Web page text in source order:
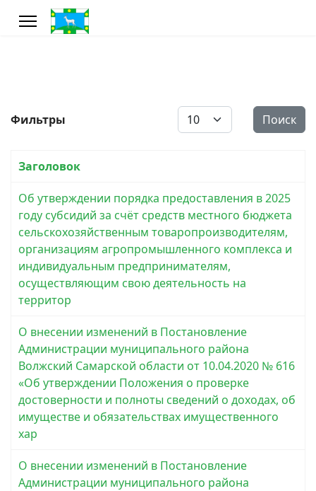
Фильтры Кол-во строк: Поиск
Заголовок
Об утверждении порядка предоставления в 2025
году субсидий за счёт средств местного бюджета
сельскохозяйственным товаропроизводителям,
организациям агропромышленного комплекса и
индивидуальным предпринимателям,
осуществляющим свою деятельность на
территор
О внесении изменений в Постановление
Администрации муниципального района
Волжский Самарской области от 10.04.2020 № 616
«Об утверждении Положения о проверке
достоверности и полноты сведений о доходах, об
имуществе и обязательствах имущественного
хар
О внесении изменений в Постановление
Администрации муниципального района